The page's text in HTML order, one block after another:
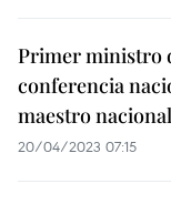
Primer ministro
conferencia
maestro nacional
20/04/2023 07:15